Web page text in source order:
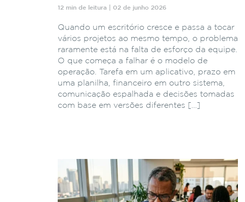
12 min de leitura | 02 de junho 2026
Quando um escritório cresce e passa a tocar
vários projetos ao mesmo tempo, o problema
raramente está na falta de esforço da equipe.
O que começa a falhar é o modelo de
operação. Tarefa em um aplicativo, prazo em
uma planilha, financeiro em outro sistema,
comunicação espalhada e decisões tomadas
com base em versões diferentes […]